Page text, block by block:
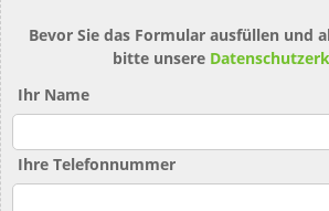
Bevor Sie das Formular ausfüllen und
bitte unsere
Ihr Name
Ihre Telefonnummer